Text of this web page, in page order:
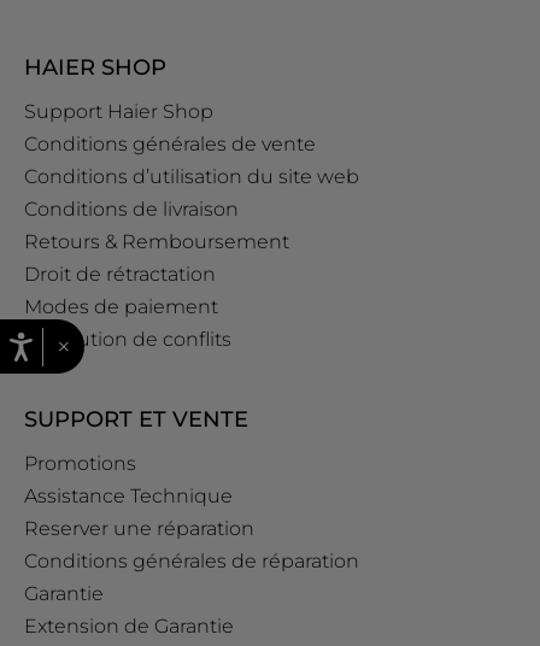
HAIER SHOP
Support Haier Shop
Conditions générales de vente
Conditions d’utilisation du site web
Conditions de livraison
Retours & Remboursement
Droit de rétractation
Modes de paiement
Résolution de conflits
SUPPORT ET VENTE
Promotions
Assistance Technique
Reserver une réparation
Conditions générales de réparation
Garantie
Extension de Garantie
×